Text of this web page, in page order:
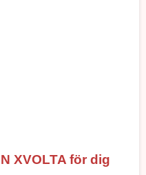
XVOLTA för dig